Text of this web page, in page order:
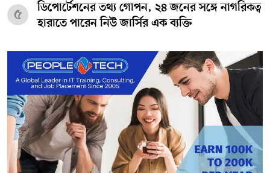
৫
ডিপোর্টেশনের তথ্য গোপন, ২৪ জনের সঙ্গে নাগরিকত্ব
হারাতে পারেন নিউ জার্সির এক ব্যক্তি